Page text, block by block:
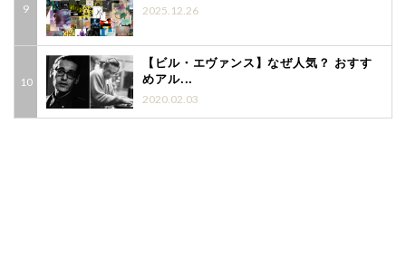
2025.12.26
【ビル・エヴァンス】なぜ人気？ おすす
めアル...
2020.02.03